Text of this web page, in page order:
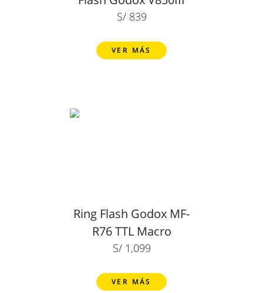
S/ 839
VER MÁS
Ring Flash Godox MF-
R76 TTL Macro
S/ 1,099
VER MÁS